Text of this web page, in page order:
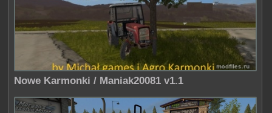
Nowe Karmonki / Maniak20081 v1.1